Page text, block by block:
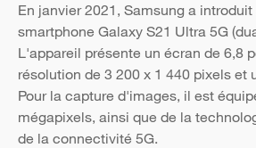
En janvier 2021, Samsung a
smartphone Galaxy S21 Ultra 5G
L'appareil présente un écran de 6,8
résolution de 3 200 x 1 440 pixels et
Pour la capture d'images, il est
mégapixels, ainsi que de la
de la connectivité 5G.